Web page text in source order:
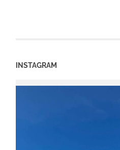
INSTAGRAM